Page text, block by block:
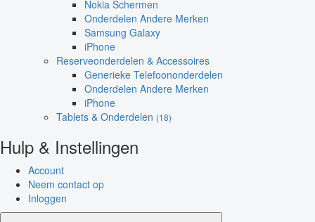
Nokia Schermen
Onderdelen Andere Merken
Samsung Galaxy
iPhone
Reserveonderdelen & Accessoires
Generieke Telefoononderdelen
Onderdelen Andere Merken
iPhone
Tablets & Onderdelen (18)
Hulp & Instellingen
Account
Neem contact op
Inloggen